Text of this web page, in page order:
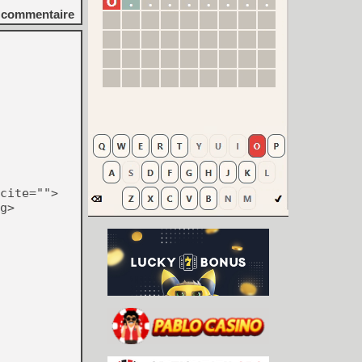
commentaire